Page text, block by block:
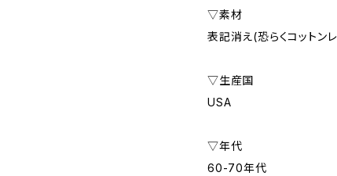
▽素材
表記消え(恐らくコットン
▽生産国
USA
▽年代
60-70年代